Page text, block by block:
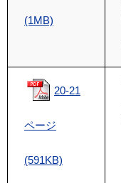
(1MB)
20-21
ページ
(591KB)